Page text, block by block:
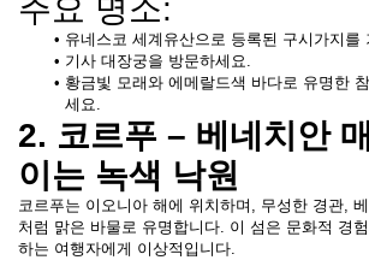
주요 명소:
유네스코 세계유산으로 등록된 구시가지를
기사 대장궁을 방문하세요.
황금빛 모래와 에메랄드색 바다로 유명한
세요.
2. 코르푸 – 베네치안
이는 녹색 낙원
코르푸는 이오니아 해에 위치하며, 무성한 경관,
처럼 맑은 바물로 유명합니다. 이 섬은 문화적 경
하는 여행자에게 이상적입니다.